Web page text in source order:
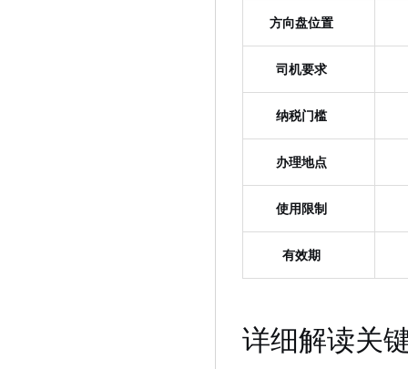
方向盘位置
司机要求
纳税门槛
办理地点
使用限制
有效期
详细解读关